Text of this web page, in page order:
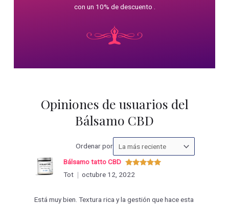
con un 10% de descuento .
Opiniones de usuarios del
Bálsamo CBD
Ordenar porOrdenar
las
Valorado
con
Bálsamo tatto CBD
Tot
octubre 12, 2022
Está muy bien. Textura rica y la gestión que hace esta